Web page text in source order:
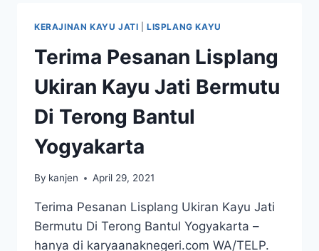
KERAJINAN KAYU JATI |LISPLANG KAYU
Terima Pesanan Lisplang
Ukiran Kayu Jati Bermutu
Di Terong Bantul
Yogyakarta
By kanjen April 29, 2021
Terima Pesanan Lisplang Ukiran Kayu Jati
Bermutu Di Terong Bantul Yogyakarta –
hanya di karyaanaknegeri.com WA/TELP.